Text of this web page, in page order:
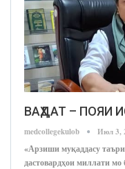
ВАҲДАТ – ПОЯИ
medcollegekulob Июл 3,
«Арзиши муқаддасу
дастовардҳои миллати